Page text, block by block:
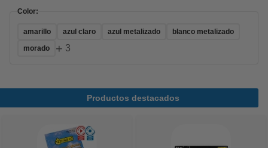
Color:
amarillo azul claro azul metalizado
blanco metalizado
morado
+ 3
Productos destacados